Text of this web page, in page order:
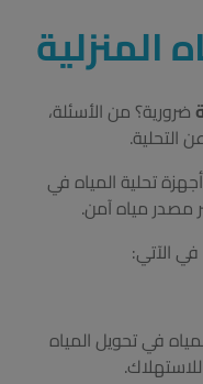
المنزلية
ضرورية؟ من الأسئلة،
التحلية.
تحلية المياه في
مصدر مياه آمن.
في الآتي:
في تحويل المياه